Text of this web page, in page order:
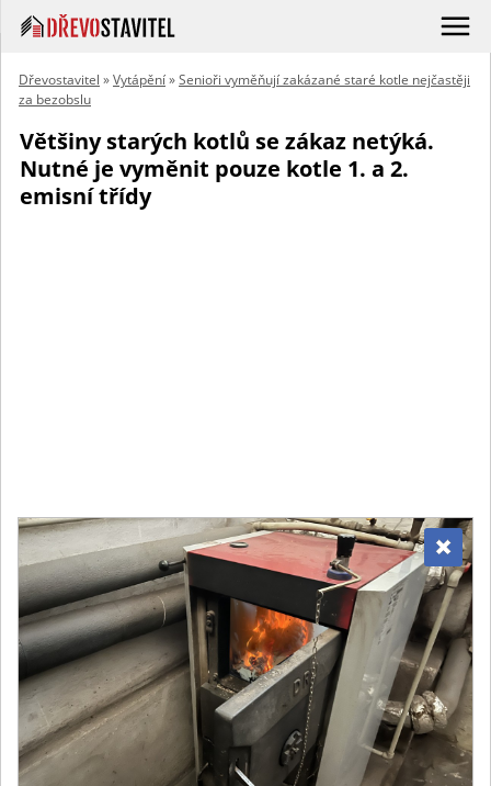
Dřevostavitel »Vytápění»Senioři vyměňují zakázané staré kotle nejčastěji
za bezobslu
Většiny starých kotlů se zákaz netýká.
Nutné je vyměnit pouze kotle 1. a 2.
emisní třídy